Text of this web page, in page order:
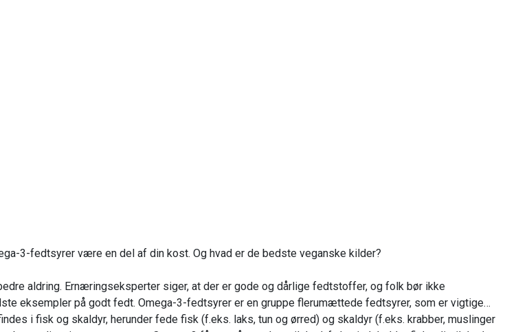
3-fedtsyrer være en del af din kost. Og hvad er de bedste veganske kilder?
aldring. Ernæringseksperter siger, at der er gode og dårlige fedtstoffer, og folk bør ikke
eksempler på godt fedt. Omega-3-fedtsyrer er en gruppe flerumættede fedtsyrer, som er vigtige
i fisk og skaldyr, herunder fede fisk (f.eks. laks, tun og ørred) og skaldyr (f.eks. krabber, muslinger